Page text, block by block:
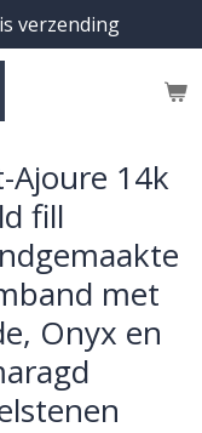
verzending
Ajoure 14k
fill
met
Onyx en